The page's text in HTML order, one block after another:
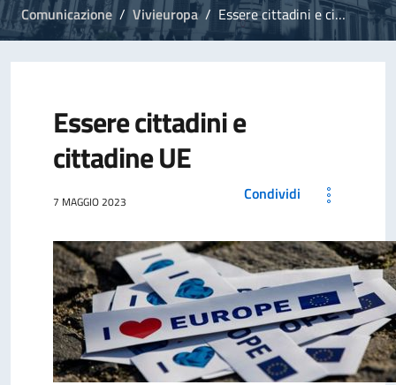
Comunicazione Vivieuropa Essere cittadini e cittadine UE
Essere cittadini e
cittadine UE
7 MAGGIO 2023 Condividi